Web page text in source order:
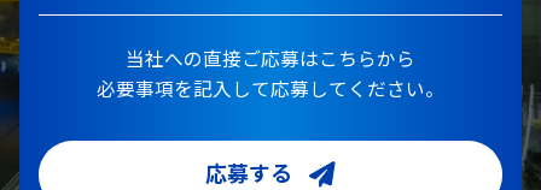
当社への直接ご応募はこちらから
必要事項を記入して応募してください。
応募する